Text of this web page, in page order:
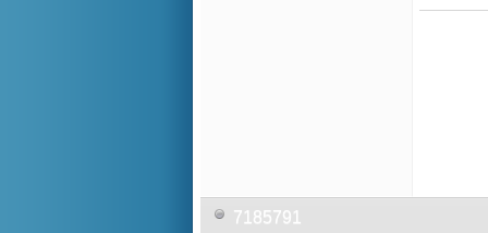
7185791